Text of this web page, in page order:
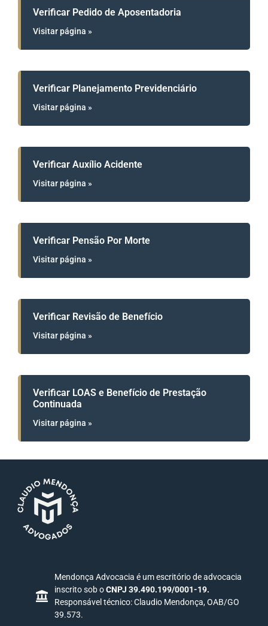
Verificar Pedido de Aposentadoria
Visitar página »
Verificar Planejamento Previdenciário
Visitar página »
Verificar Auxílio Acidente
Visitar página »
Verificar Pensão Por Morte
Visitar página »
Verificar Revisão de Benefício
Visitar página »
Verificar LOAS e Benefício de Prestação
Continuada
Visitar página »
Mendonça Advocacia é um escritório de advocacia
inscrito sob oCNPJ 39.490.199/0001-19.
Responsável técnico: Claudio Mendonça, OAB/GO
39.573.